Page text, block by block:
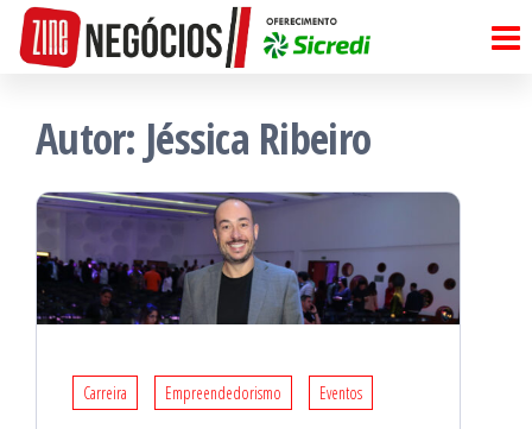
Pular
para
conteúdoAutor: Jéssica Ribeiro
Carreira Empreendedorismo Eventos